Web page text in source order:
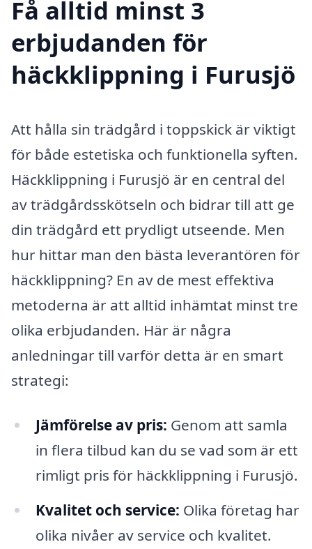
Få alltid minst 3
erbjudanden för
häckklippning i Furusjö
Att hålla sin trädgård i toppskick är viktigt
för både estetiska och funktionella syften.
Häckklippning i Furusjö är en central del
av trädgårdsskötseln och bidrar till att ge
din trädgård ett prydligt utseende. Men
hur hittar man den bästa leverantören för
häckklippning? En av de mest effektiva
metoderna är att alltid inhämtat minst tre
olika erbjudanden. Här är några
anledningar till varför detta är en smart
strategi:
Jämförelse av pris: Genom att samla
in flera tilbud kan du se vad som är ett
rimligt pris för häckklippning i Furusjö.
Kvalitet och service: Olika företag har
olika nivåer av service och kvalitet.